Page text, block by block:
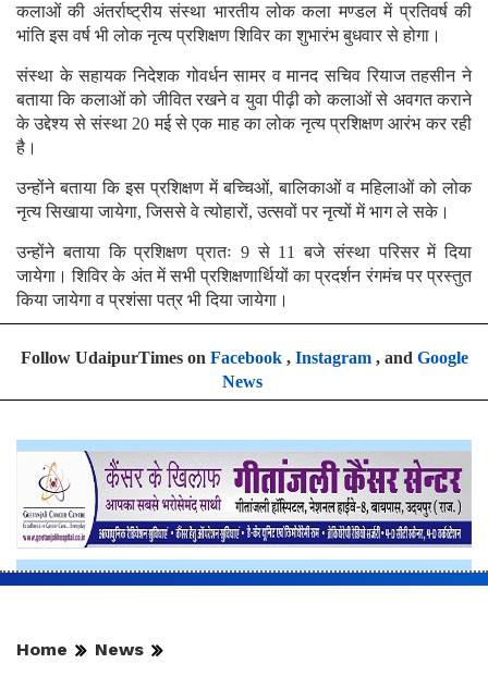
कलाओं की अंतर्राष्ट्रीय संस्था भारतीय लोक कला मण्डल में प्रतिवर्ष की
भांति इस वर्ष भी लोक नृत्य प्रशिक्षण शिविर का शुभारंभ बुधवार से होगा।
संस्था के सहायक निदेशक गोवर्धन सामर व मानद सचिव रियाज तहसीन ने
बताया कि कलाओं को जीवित रखने व युवा पीढ़ी को कलाओं से अवगत कराने
के उद्देश्य से संस्था 20 मई से एक माह का लोक नृत्य प्रशिक्षण आरंभ कर रही
है।
उन्होंने बताया कि इस प्रशिक्षण में बच्चिओं, बालिकाओं व महिलाओं को लोक
नृत्य सिखाया जायेगा, जिससे वे त्योहारों, उत्सवों पर नृत्यों में भाग ले सके।
उन्होंने बताया कि प्रशिक्षण प्रातः 9 से 11 बजे संस्था परिसर में दिया
जायेगा। शिविर के अंत में सभी प्रशिक्षणार्थियों का प्रदर्शन रंगमंच पर प्रस्तुत
किया जायेगा व प्रशंसा पत्र भी दिया जायेगा।
Follow UdaipurTimes on Facebook, Instagram, and Google
News
Home News